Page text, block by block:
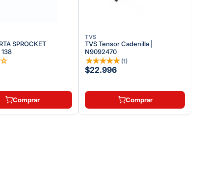
SPROCKET
138
☆
Comprar
TVS
TVS Tensor Cadenilla |
N9092470
★★★★★ (1)
$22.996
Comprar